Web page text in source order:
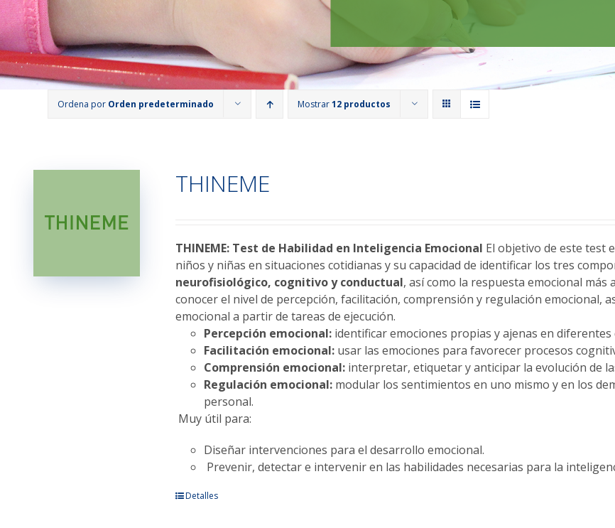
Ordena por Orden predeterminado Mostrar12 productos
THINEME
THINEME: Test de Habilidad en Inteligencia Emocional El objetivo de este test
niños y niñas en situaciones cotidianas y su capacidad de identificar los tres
neurofisiológico, cognitivo y conductual, así como la respuesta emocional más
conocer el nivel de percepción, facilitación, comprensión y regulación emocional,
emocional a partir de tareas de ejecución.
Percepción emocional: identificar emociones propias y ajenas en diferentes
Facilitación emocional: usar las emociones para favorecer procesos
Comprensión emocional: interpretar, etiquetar y anticipar la evolución de
Regulación emocional: modular los sentimientos en uno mismo y en los
personal.
Muy útil para:
Diseñar intervenciones para el desarrollo emocional.
Prevenir, detectar e intervenir en las habilidades necesarias para la
EsteDetalles